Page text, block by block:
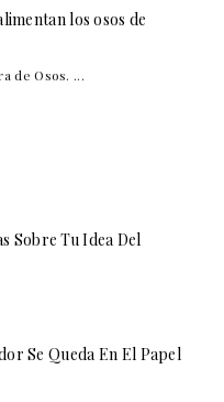
los osos de
de Osos. ...
Sobre Tu Idea Del
Se Queda En El Papel